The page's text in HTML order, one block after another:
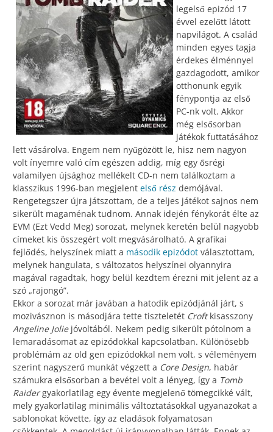
legelső epizód 17
évvel ezelőtt látott
napvilágot. A család
minden egyes tagja
érdekes élménnyel
gazdagodott, amikor
otthonunk egyik
fénypontja az első
PC-nk volt. Akkor
még elsősorban
játékok futtatásához
lett vásárolva. Engem nem nyűgözött le, hisz nem nagyon
volt ínyemre való cím egészen addig, míg egy ősrégi
valamilyen újsághoz mellékelt CD-n nem találkoztam a
klasszikus 1996-ban megjelent első rész demójával.
Rengetegszer újra játszottam, de a teljes játékot sajnos nem
sikerült magaménak tudnom. Annak idején fénykorát élte az
EVM (Ezt Vedd Meg) sorozat, melynek keretén belül nagyobb
címeket kis összegért volt megvásárolható. A grafikai
fejlődés, helyszínek miatt a második epizódot választottam,
melynek hangulata, s változatos helyszínei olyannyira
magával ragadtak, hogy belül kezdtem érezni mit jelent az a
szó „rajongó”.
Ekkor a sorozat már javában a hatodik epizódjánál járt, s
mozivásznon is másodjára tette tiszteletét Croftkisasszony
Angeline Joliejóvoltából. Nekem pedig sikerült pótolnom a
lemaradásomat az epizódokkal kapcsolatban. Különösebb
problémám az old gen epizódokkal nem volt, s véleményem
szerint nagyszerű munkát végzett a Core Design, habár
számukra elsősorban a bevétel volt a lényeg, így a Tomb
Raidergyakorlatilag egy évente megjelenő tömegcikké vált,
mely gyakorlatilag minimális változtatásokkal ugyanazokat a
sablonokat követte, így az eladások folyamatosan